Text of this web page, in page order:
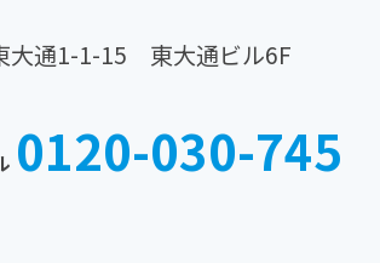
大通1-1-15 東大通ビル6F
0120-030-745